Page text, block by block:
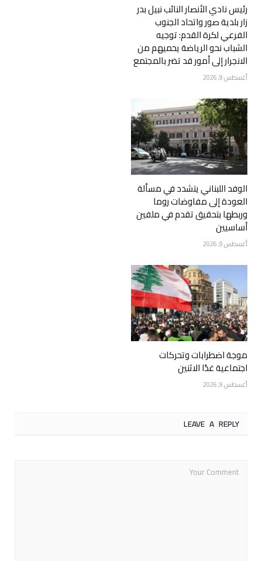
رئيس نادي الأنصار النائب نبيل بدر
زار بلدية صور واتحاد الجنوب
الفرعي لكرة القدم: توجيه
الشباب نحو الرياضة يحميهم من
الانجرار إلى أمور قد تضر بالمجتمع
أغسطس 9, 2026
الوفد اللبناني يتشدد في مسألة
العودة إلى مفاوضات روما
وربطها بتحقيق تقدم في ملفين
أساسيين
أغسطس 9, 2026
موجة اضطرابات وتحركات
اجتماعية غدًا الاثنين
أغسطس 9, 2026
LEAVE A REPLY